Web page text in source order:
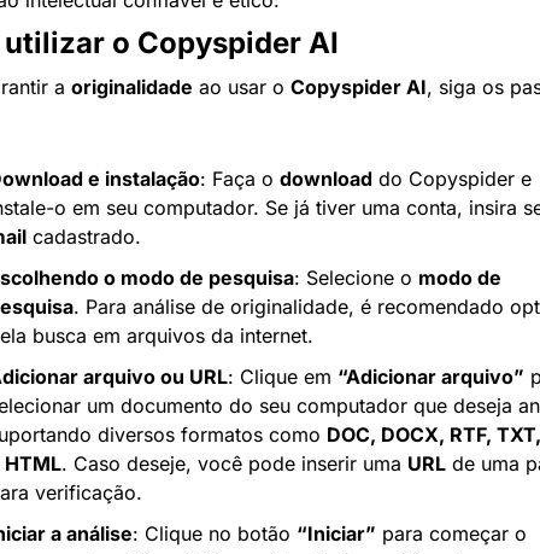
o Copyspider AI
a originalidade ao usar o Copyspider AI, siga os
e instalação: Faça o download do Copyspider e
o em seu computador. Se já tiver uma conta, insira
cadastrado.
o modo de pesquisa: Selecione o modo de
. Para análise de originalidade, é recomendado
busca em arquivos da internet.
arquivo ou URL: Clique em “Adicionar arquivo”
um documento do seu computador que deseja
diversos formatos como DOC, DOCX, RTF,
HTML. Caso deseje, você pode inserir uma URL de uma
verificação.
a análise: Clique no botão “Iniciar” para começar o